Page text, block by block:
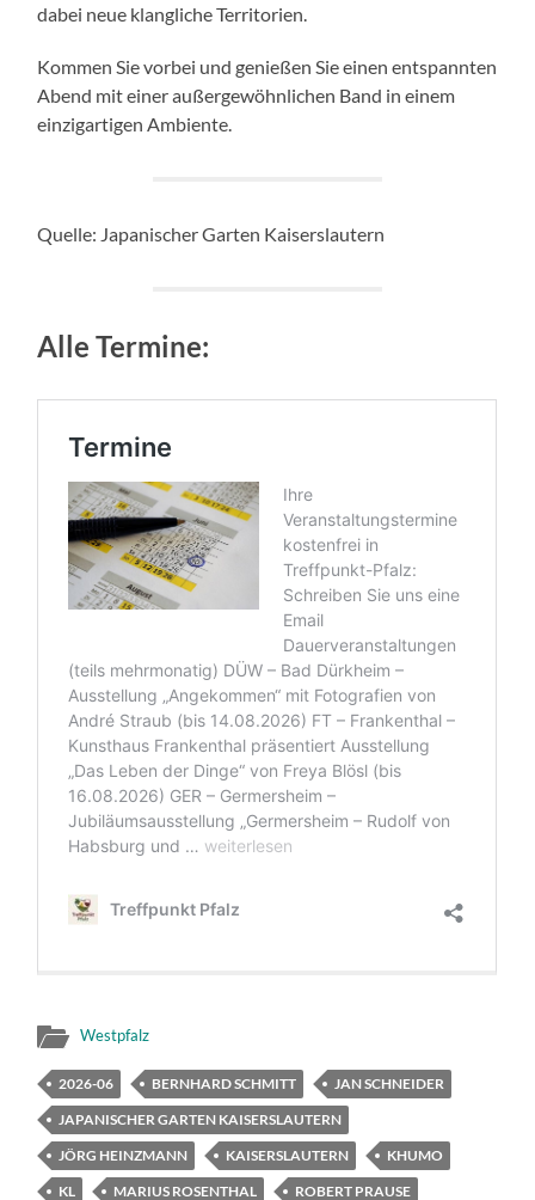
dabei neue klangliche Territorien.
Kommen Sie vorbei und genießen Sie einen entspannten
Abend mit einer außergewöhnlichen Band in einem
einzigartigen Ambiente.
Quelle: Japanischer Garten Kaiserslautern
Alle Termine:
Westpfalz
2026-06 BERNHARD SCHMITT
JAN SCHNEIDER
JAPANISCHER GARTEN KAISERSLAUTERN
JÖRG HEINZMANN
KAISERSLAUTERN
KHUMO
KL
MARIUS ROSENTHAL ROBERT PRAUSE